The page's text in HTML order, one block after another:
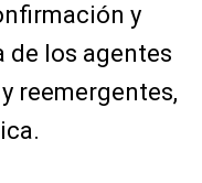
y
de los agentes
reemergentes,